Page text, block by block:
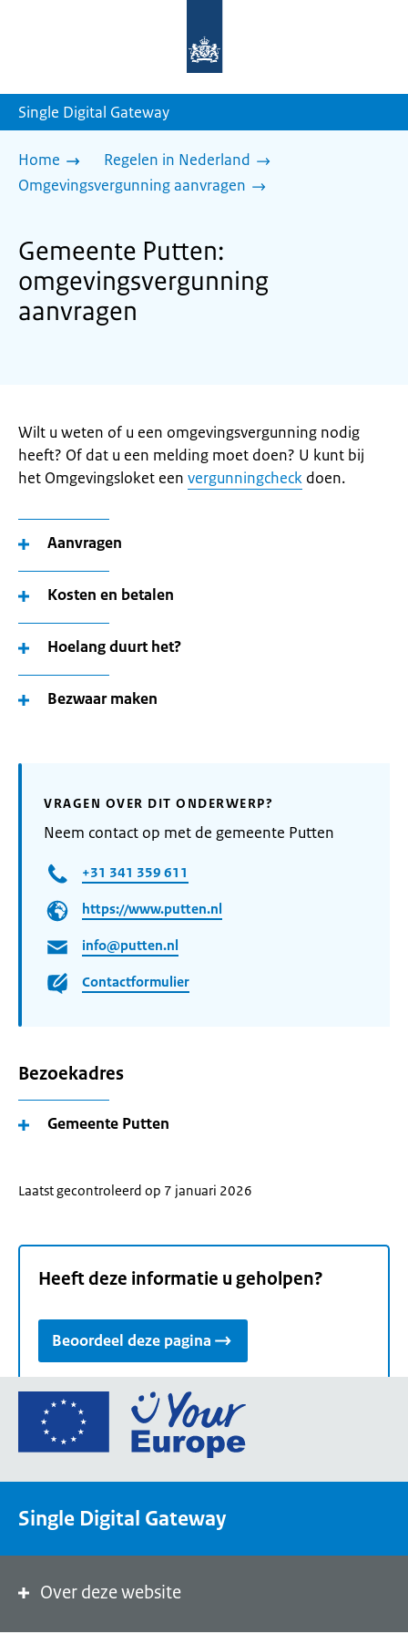
homepage
Single Digital Gateway
Home
Regelen in Nederland
Omgevingsvergunning aanvragen
Gemeente Putten:
omgevingsvergunning
aanvragen
Wilt u weten of u een omgevingsvergunning nodig
heeft? Of dat u een melding moet doen? U kunt bij
het Omgevingsloket een vergunningcheck doen.
Aanvragen
Kosten en betalen
Hoelang duurt het?
Bezwaar maken
VRAGEN OVER DIT ONDERWERP?
Neem contact op met de gemeente Putten
+31 341 359 611
https://www.putten.nl
info@putten.nl
Contactformulier
Bezoekadres
Gemeente Putten
Laatst gecontroleerd op 7 januari 2026
Heeft deze informatie u geholpen?
Beoordeel deze pagina
Ga
de
een
de
Single Digital Gateway
Over deze website